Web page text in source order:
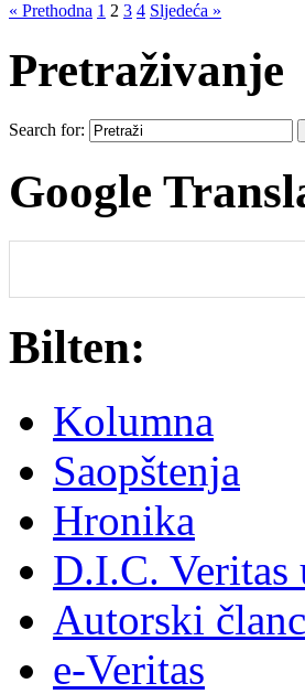
« Prethodna 1 2 3 4 Sljedeća »
Pretraživanje
Search for:
Google
Bilten:
Kolumna
Saopštenja
Hronika
D.I.C. Veritas
Autorski
e-Veritas